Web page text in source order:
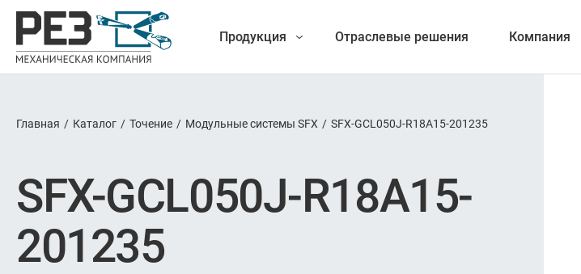
Продукция
продукция
Точение
Отраслевые решения Компания
Главная / Каталог / Точение / Модульные системы SFX / SFX-GCL050J-R18A15-201235
SFX-GCL050J-R18A15-
201235